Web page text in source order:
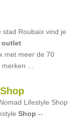
stad Roubaix vind je
outlet
met meer de 70
...
Lifestyle Shop
Shop --